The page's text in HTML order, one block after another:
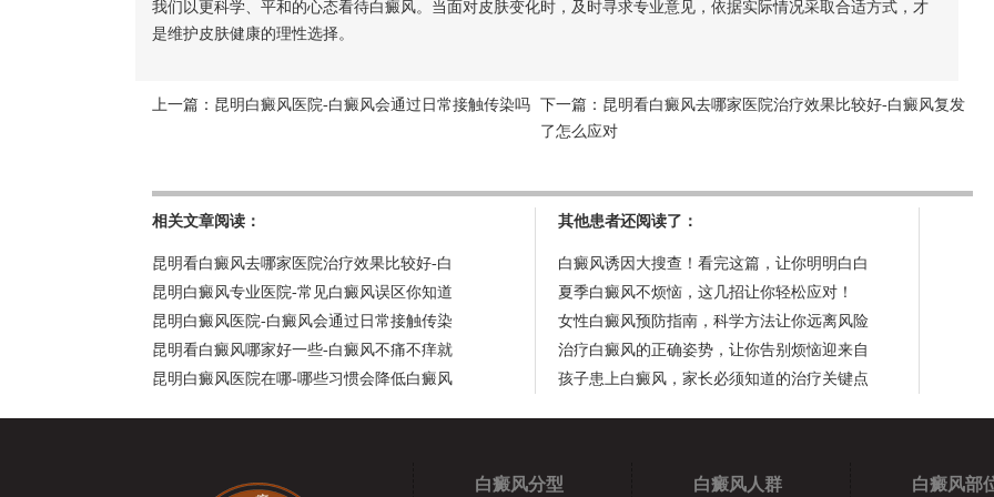
我们以更科学、平和的心态看待白癜风。当面对皮肤变化时，及时寻求专业意见，依据实际情况采取合适方式，才
是维护皮肤健康的理性选择。
上一篇： 昆明白癜风医院-白癜风会通过日常接触传染吗 下一篇： 昆明看白癜风去哪家医院治疗效果比较好-白癜风复发
了怎么应对
相关文章阅读：
昆明看白癜风去哪家医院治疗效果比较好-白
昆明白癜风专业医院-常见白癜风误区你知道
昆明白癜风医院-白癜风会通过日常接触传染
昆明看白癜风哪家好一些-白癜风不痛不痒就
昆明白癜风医院在哪-哪些习惯会降低白癜风
其他患者还阅读了：
白癜风诱因大搜查！看完这篇，让你明明白白
夏季白癜风不烦恼，这几招让你轻松应对！
女性白癜风预防指南，科学方法让你远离风险
治疗白癜风的正确姿势，让你告别烦恼迎来自
孩子患上白癜风，家长必须知道的治疗关键点
白癜风分型 白癜风人群 白癜风部